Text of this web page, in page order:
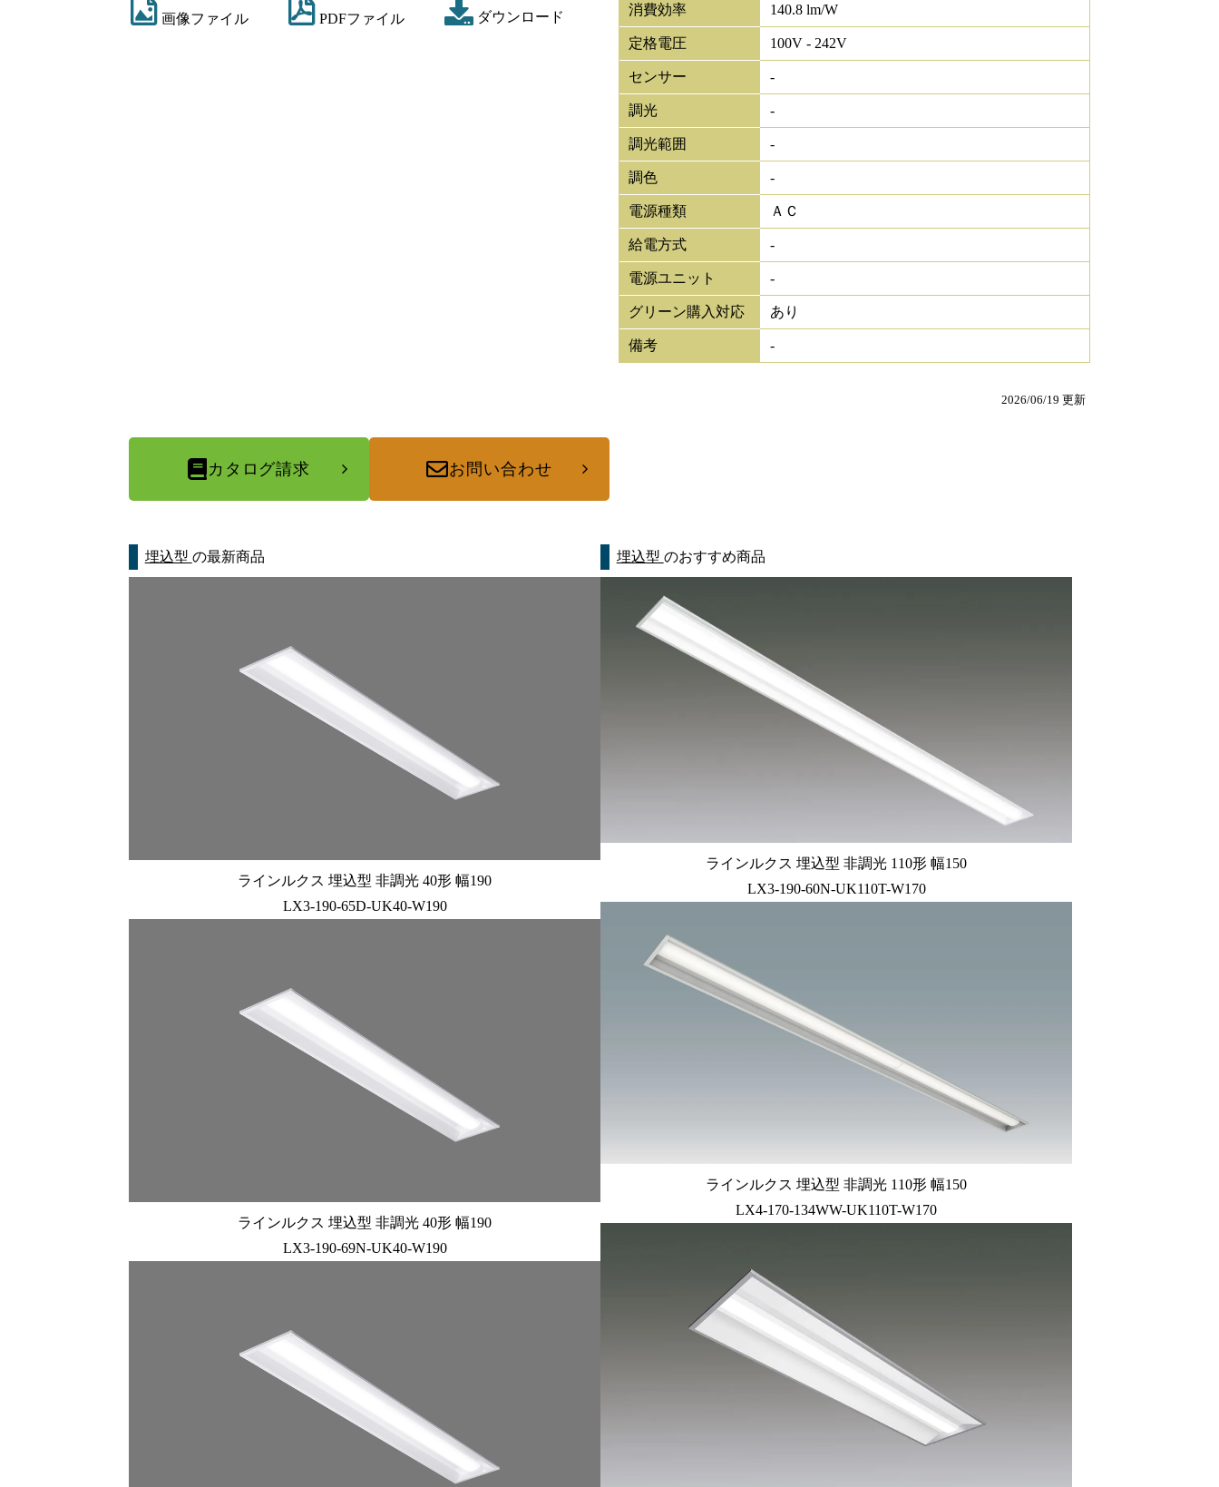
画像ファイル PDFファイル ダウンロード
消費効率 140.8 lm/W
定格電圧 100V - 242V
センサー -
調光 -
調光範囲 -
調色 -
電源種類 ＡＣ
給電方式 -
電源ユニット -
グリーン購入対応 あり
備考 -
2026/06/19 更新
カタログ請求 お問い合わせ
埋込型 の最新商品
ラインルクス 埋込型 非調光 40形 幅190
LX3-190-65D-UK40-W190
ラインルクス 埋込型 非調光 40形 幅190
LX3-190-69N-UK40-W190
埋込型 のおすすめ商品
ラインルクス 埋込型 非調光 110形 幅150
LX3-190-60N-UK110T-W170
ラインルクス 埋込型 非調光 110形 幅150
LX4-170-134WW-UK110T-W170